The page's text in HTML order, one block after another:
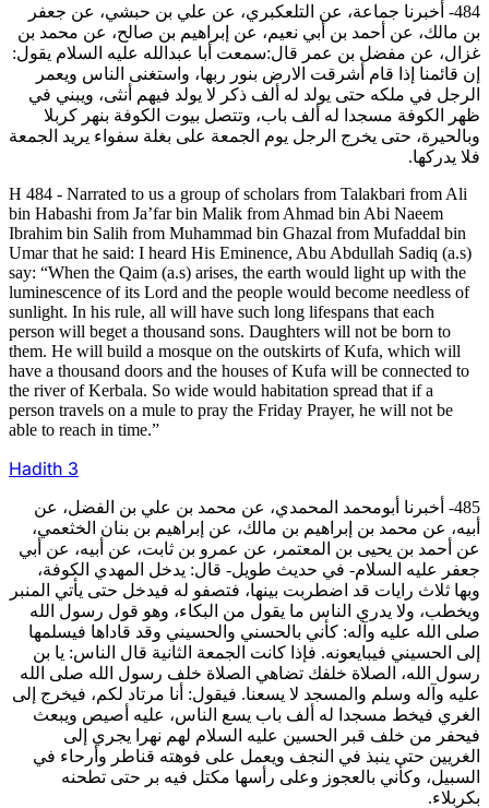
484- أخبرنا جماعة، عن التلعكبري، عن علي بن حبشي، عن جعفر
بن مالك، عن أحمد بن أبي نعيم، عن إبراهيم بن صالح، عن محمد بن
غزال، عن مفضل بن عمر قال:سمعت أبا عبدالله عليه السلام يقول:
إن قائمنا إذا قام أشرقت الارض بنور ربها، واستغنى الناس ويعمر
الرجل في ملكه حتى يولد له ألف ذكر لا يولد فيهم أنثى، ويبني في
ظهر الكوفة مسجدا له ألف باب، وتتصل بيوت الكوفة بنهر كربلا
وبالحيرة، حتى يخرج الرجل يوم الجمعة على بغلة سفواء يريد الجمعة
فلا يدركها.
H 484 - Narrated to us a group of scholars from Talakbari from Ali
bin Habashi from Ja’far bin Malik from Ahmad bin Abi Naeem
Ibrahim bin Salih from Muhammad bin Ghazal from Mufaddal bin
Umar that he said: I heard His Eminence, Abu Abdullah Sadiq (a.s)
say: “When the Qaim (a.s) arises, the earth would light up with the
luminescence of its Lord and the people would become needless of
sunlight. In his rule, all will have such long lifespans that each
person will beget a thousand sons. Daughters will not be born to
them. He will build a mosque on the outskirts of Kufa, which will
have a thousand doors and the houses of Kufa will be connected to
the river of Kerbala. So wide would habitation spread that if a
person travels on a mule to pray the Friday Prayer, he will not be
able to reach in time.”
Hadith 3
485- أخبرنا أبومحمد المحمدي، عن محمد بن علي بن الفضل، عن
أبيه، عن محمد بن إبراهيم بن مالك، عن إبراهيم بن بنان الخثعمي،
عن أحمد بن يحيى بن المعتمر، عن عمرو بن ثابت، عن أبيه، عن أبي
جعفر عليه السلام- في حديث طويل- قال: يدخل المهدي الكوفة،
وبها ثلاث رايات قد اضطربت بينها، فتصفو له فيدخل حتى يأتي المنبر
ويخطب، ولا يدري الناس ما يقول من البكاء، وهو قول رسول الله
صلى الله عليه وآله: كأني بالحسني والحسيني وقد قاداها فيسلمها
إلى الحسيني فيبايعونه. فإذا كانت الجمعة الثانية قال الناس: يا بن
رسول الله، الصلاة خلفك تضاهي الصلاة خلف رسول الله صلى الله
عليه وآله وسلم والمسجد لا يسعنا. فيقول: أنا مرتاد لكم، فيخرج إلى
الغري فيخط مسجدا له ألف باب يسع الناس، عليه أصيص ويبعث
فيحفر من خلف قبر الحسين عليه السلام لهم نهرا يجري إلى
الغريين حتى ينبذ في النجف ويعمل على فوهته قناطر وأرحاء في
السبيل، وكأني بالعجوز وعلى رأسها مكتل فيه بر حتى تطحنه
بكربلاء.